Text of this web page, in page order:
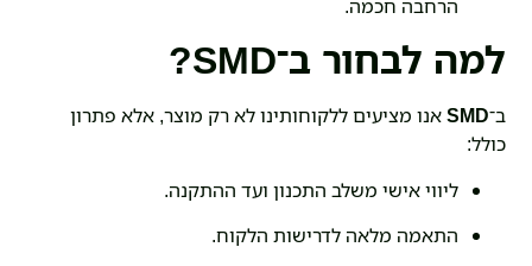
הרחבה חכמה.
למה לבחור ב־SMD?
ב־SMDאנו מציעים ללקוחותינו לא רק מוצר, אלא פתרון
כולל:
ליווי אישי משלב התכנון ועד ההתקנה.
התאמה מלאה לדרישות הלקוח.